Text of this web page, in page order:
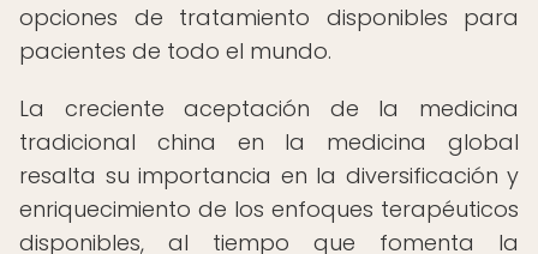
opciones de tratamiento disponibles para
pacientes de todo el mundo.
La creciente aceptación de la medicina
tradicional china en la medicina global
resalta su importancia en la diversificación y
enriquecimiento de los enfoques terapéuticos
disponibles, al tiempo que fomenta la